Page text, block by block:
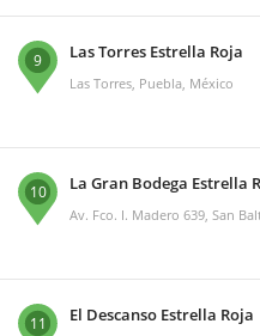
9 Las Torres Estrella Roja
Las Torres, Puebla, México
10 La Gran Bodega Estrella
Av. Fco. I. Madero 639, San
11 El Descanso Estrella Roja